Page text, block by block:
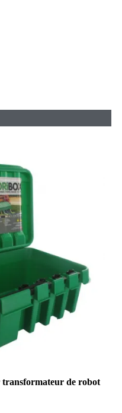
de robot